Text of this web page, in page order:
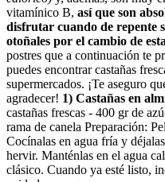
vitamínico B, así que son
disfrutar cuando de repente
otoñales por el cambio de
postres que a continuación te
puedes encontrar castañas
supermercados. ¡Te aseguro
agradecer! 1) Castañas en
castañas frescas - 400 gr de
rama de canela Preparación:
Cocínalas en agua fría y
hervir. Manténlas en el agua
clásico. Cuando ya esté listo,